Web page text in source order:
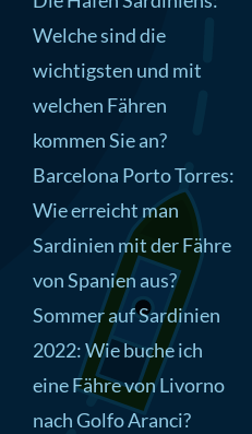
Welche sind die
wichtigsten und mit
welchen Fähren
kommen Sie an?
Barcelona Porto Torres:
Wie erreicht man
Sardinien mit der Fähre
von Spanien aus?
Sommer auf Sardinien
2022: Wie buche ich
eine Fähre von Livorno
nach Golfo Aranci?